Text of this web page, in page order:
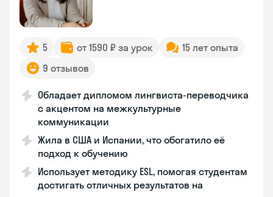
5 от 1590 ₽ за урок
15 лет опыта
9 отзывов
Обладает дипломом лингвиста-переводчика
с акцентом на межкультурные
коммуникации
Жила в США и Испании, что обогатило её
подход к обучению
Использует методику ESL, помогая студентам
достигать отличных результатов на